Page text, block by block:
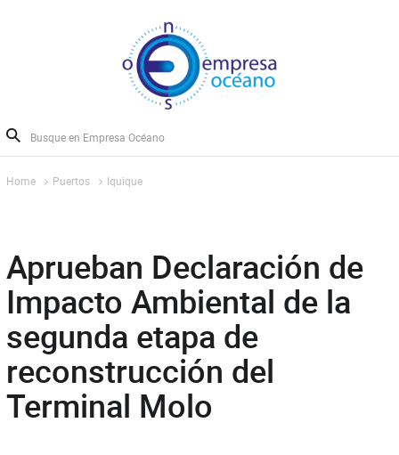
Home Puertos Iquique
Aprueban Declaración de
Impacto Ambiental de la
segunda etapa de
reconstrucción del
Terminal Molo